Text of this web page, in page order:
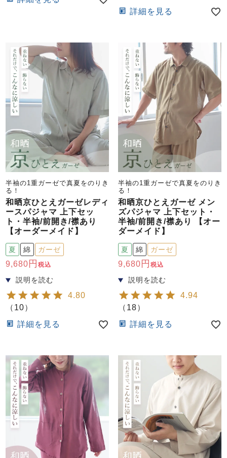
詳細を見る
半袖の1重ガーゼで真夏をのりき
る！
和晒京ひとえガーゼレディ
ースパジャマ 上下セッ
ト・半袖/前開き/襟あり
【オーダーメイド】
夏 綿 ガーゼ
9,680 税込
4.80
（ 10）
詳細を見る
半袖の1重ガーゼで真夏をのりき
る！
和晒京ひとえガーゼ メン
ズパジャマ 上下セット・
半袖/前開き/襟あり 【オー
ダーメイド】
夏 綿 ガーゼ
9,680 税込
4.94
（ 18）
詳細を見る